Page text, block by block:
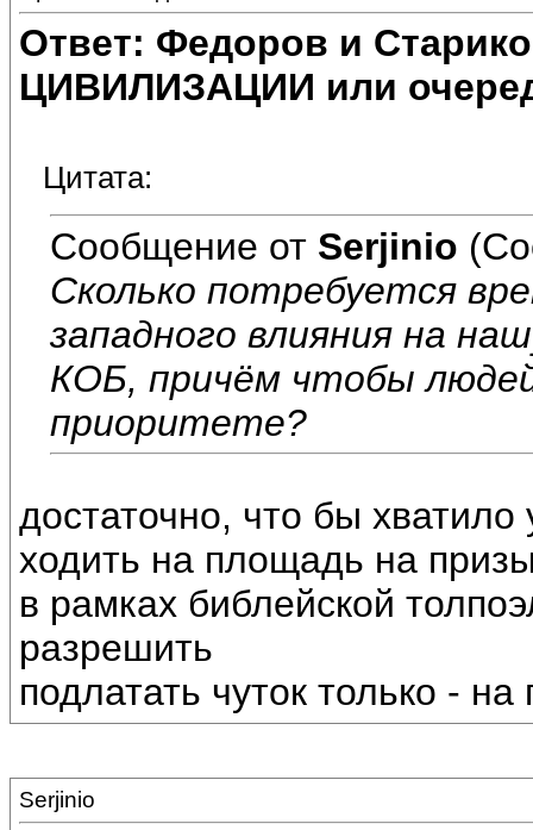
Ответ: Федоров и
ЦИВИЛИЗАЦИИ или
Цитата:
Сообщение от Serjinio
Сколько потребуется
западного влияния на
КОБ, причём чтобы
приоритете?
достаточно, что бы
ходить на площадь на
в рамках библейской
разрешить
подлатать чуток только - на
Serjinio